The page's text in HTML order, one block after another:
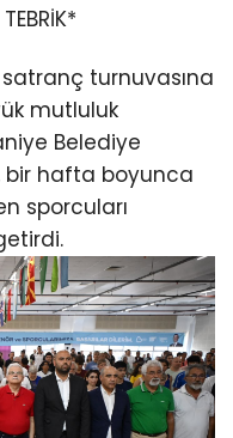
turnuvasına
mutluluk
Belediye
bir hafta boyunca
sporcuları